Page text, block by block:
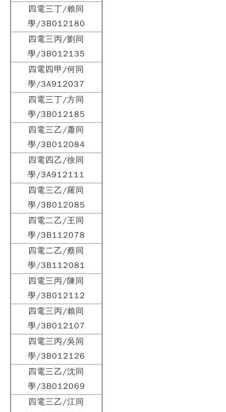
四電三丁/賴同
學/3B012180
四電三丙/劉同
學/3B012135
四電四甲/何同
學/3A912037
四電三丁/方同
學/3B012185
四電三乙/蕭同
學/3B012084
四電四乙/徐同
學/3A912111
四電三乙/羅同
學/3B012085
四電二乙/王同
學/3B112078
四電二乙/蔡同
學/3B112081
四電三丙/陳同
學/3B012112
四電三丙/賴同
學/3B012107
四電三丙/吳同
學/3B012126
四電三乙/沈同
學/3B012069
四電三乙/江同